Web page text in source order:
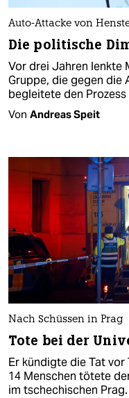
Auto-Attacke von
Die politische
Vor drei Jahren lenkte
Gruppe, die gegen die
begleitete den Prozess
Von Andreas Speit
Nach Schüssen in Prag
Tote bei der
Er kündigte die Tat
14 Menschen tötete
im tschechischen Prag.